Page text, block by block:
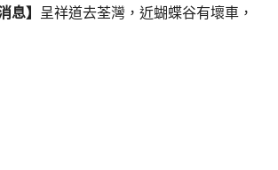
息】 呈祥道去荃灣，近蝴蝶谷有壞車，